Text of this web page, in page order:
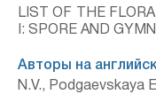
LIST OF THE
I: SPORE AND
Авторы на
N.V., Podgaevskaya